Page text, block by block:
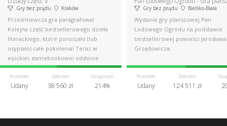
Gry bez prądu Kraków
Prześmiewcza gra paragrafowa!
Kolejna część bestsellerowego dzieła
literackiego, które poruszało (lub
usypiało) całe pokolenia! Teraz w
epickiej, gamebookowej odsłonie
Pozostało
Udany
Zebrano
38 560 zł
Osiągnięto
214%
Gry bez prądu Bielsko-Biała
Wydanie gry planszowej Pan
Lodowego Ogrodu na podstawie
bestsellerowej powieści Jarosława
Grzędowicza.
Pozostało
Udany
Zebrano
124 511 zł